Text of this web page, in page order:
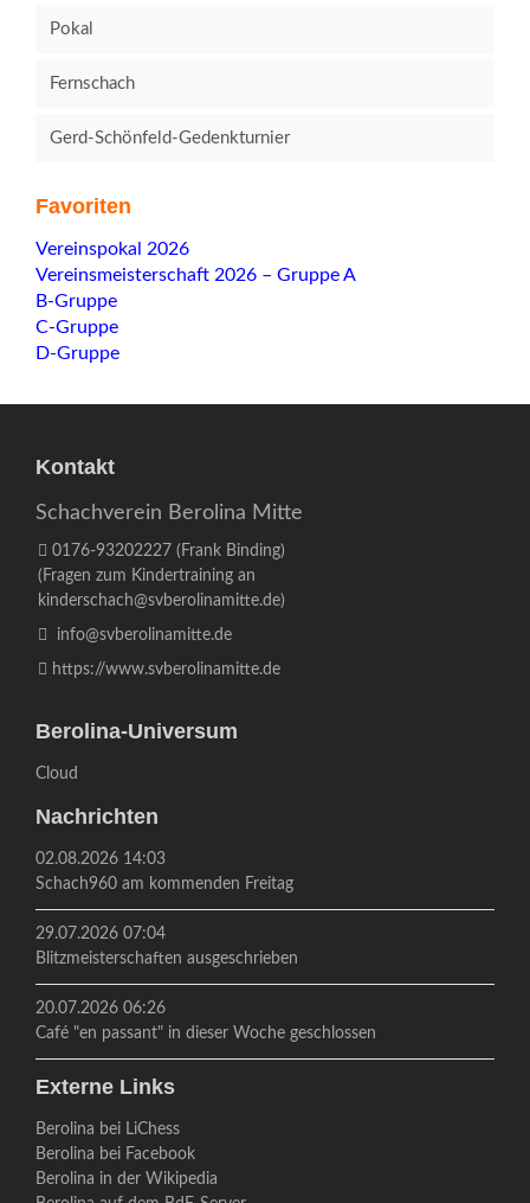
Pokal
Fernschach
Gerd-Schönfeld-Gedenkturnier
Favoriten
Navigation
überspringen
Vereinspokal 2026
Vereinsmeisterschaft 2026 – Gruppe A
B-Gruppe
C-Gruppe
D-Gruppe
Kontakt
Schachverein Berolina Mitte
0176-93202227 (Frank Binding)
(Fragen zum Kindertraining an
kinderschach@svberolinamitte.de)
info@svberolinamitte.de
https://www.svberolinamitte.de
Berolina-Universum
Cloud
Nachrichten
02.08.2026 14:03
Schach960 am kommenden Freitag
29.07.2026 07:04
Blitzmeisterschaften ausgeschrieben
20.07.2026 06:26
Café "en passant" in dieser Woche geschlossen
Externe Links
Berolina bei LiChess
Berolina bei Facebook
Berolina in der Wikipedia